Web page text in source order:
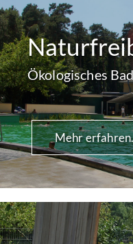
Ökologisches
Mehr